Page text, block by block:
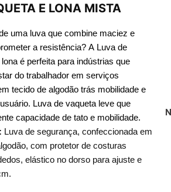
E LONA MISTA
uma luva que combine maciez e
a resistência? A Luva de
é perfeita para indústrias que
do trabalhador em serviços
tecido de algodão trás mobilidade e
Luva de vaqueta leve que
capacidade de tato e mobilidade.
Luva de segurança, confeccionada em
com protetor de costuras
elástico no dorso para ajuste e